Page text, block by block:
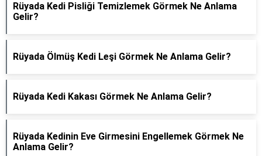
Rüyada Kedi Pisliği Temizlemek Görmek Ne Anlama
Gelir?
Rüyada Ölmüş Kedi Leşi Görmek Ne Anlama Gelir?
Rüyada Kedi Kakası Görmek Ne Anlama Gelir?
Rüyada Kedinin Eve Girmesini Engellemek Görmek Ne
Anlama Gelir?